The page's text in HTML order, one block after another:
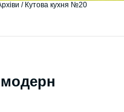
/ Кутова кухня №20